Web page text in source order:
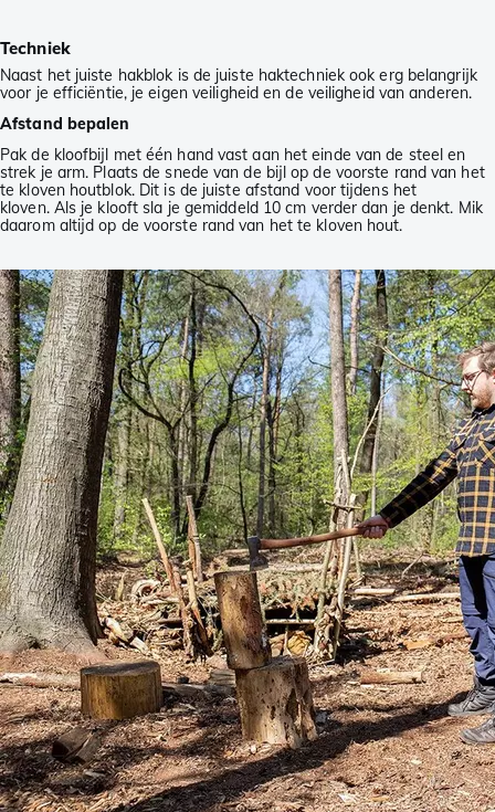
Techniek
Naast het juiste hakblok is de juiste haktechniek ook erg belangrijk
voor je efficiëntie, je eigen veiligheid en de veiligheid van anderen.
Afstand bepalen
Pak de kloofbijl met één hand vast aan het einde van de steel en
strek je arm. Plaats de snede van de bijl op de voorste rand van het
te kloven houtblok. Dit is de juiste afstand voor tijdens het
kloven. Als je klooft sla je gemiddeld 10 cm verder dan je denkt. Mik
daarom altijd op de voorste rand van het te kloven hout.